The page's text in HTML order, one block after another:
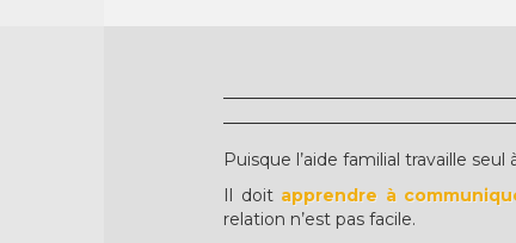
Puisque l’aide familial travaille
Il doit apprendre à
relation n’est pas facile.